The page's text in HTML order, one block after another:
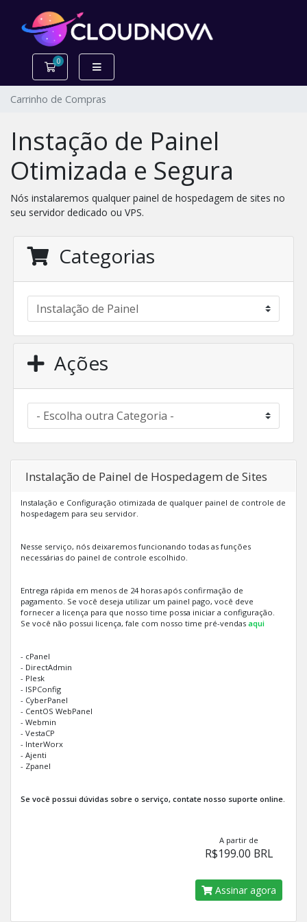
0
Carrinho de Compras
Carrinho de Compras
Instação de Painel
Otimizada e Segura
Nós instalaremos qualquer painel de hospedagem de sites no
seu servidor dedicado ou VPS.
Categorias
Ações
Instalação de Painel de Hospedagem de Sites
Instalação e Configuração otimizada de qualquer painel de controle de
hospedagem para seu servidor.
Nesse serviço, nós deixaremos funcionando todas as funções
necessárias do painel de controle escolhido.
Entrega rápida em menos de 24 horas após confirmação de
pagamento. Se você deseja utilizar um painel pago, você deve
fornecer a licença para que nosso time possa iniciar a configuração.
Se você não possui licença, fale com nosso time pré-vendas aqui
- cPanel
- DirectAdmin
- Plesk
- ISPConfig
- CyberPanel
- CentOS WebPanel
- Webmin
- VestaCP
- InterWorx
- Ajenti
- Zpanel
Se você possui dúvidas sobre o serviço, contate nosso suporte online.
A partir de
R$199.00 BRL
Assinar agora